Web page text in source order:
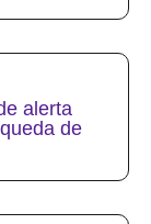
alerta
de